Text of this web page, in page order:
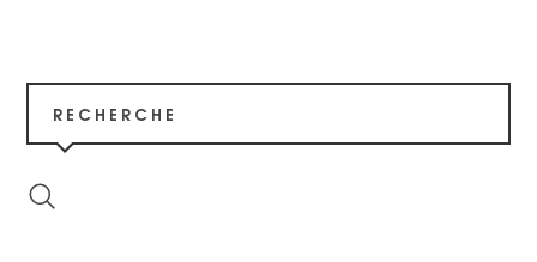
RECHERCHE